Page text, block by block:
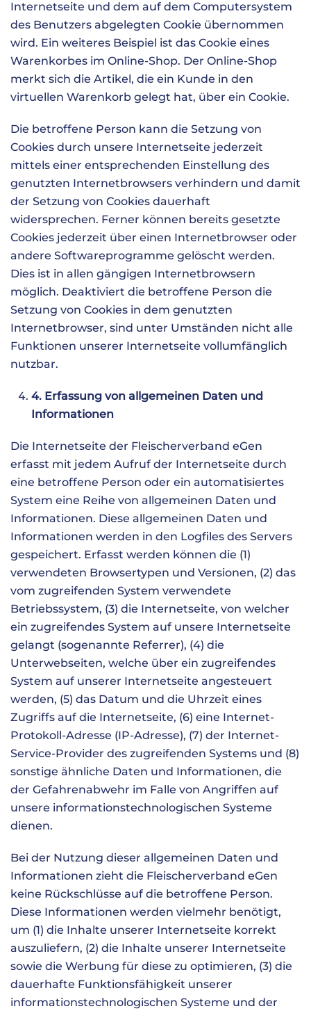
Internetseite und dem auf dem Computersystem
des Benutzers abgelegten Cookie übernommen
wird. Ein weiteres Beispiel ist das Cookie eines
Warenkorbes im Online-Shop. Der Online-Shop
merkt sich die Artikel, die ein Kunde in den
virtuellen Warenkorb gelegt hat, über ein Cookie.
Die betroffene Person kann die Setzung von
Cookies durch unsere Internetseite jederzeit
mittels einer entsprechenden Einstellung des
genutzten Internetbrowsers verhindern und damit
der Setzung von Cookies dauerhaft
widersprechen. Ferner können bereits gesetzte
Cookies jederzeit über einen Internetbrowser oder
andere Softwareprogramme gelöscht werden.
Dies ist in allen gängigen Internetbrowsern
möglich. Deaktiviert die betroffene Person die
Setzung von Cookies in dem genutzten
Internetbrowser, sind unter Umständen nicht alle
Funktionen unserer Internetseite vollumfänglich
nutzbar.
4. Erfassung von allgemeinen Daten und
Informationen
Die Internetseite der Fleischerverband eGen
erfasst mit jedem Aufruf der Internetseite durch
eine betroffene Person oder ein automatisiertes
System eine Reihe von allgemeinen Daten und
Informationen. Diese allgemeinen Daten und
Informationen werden in den Logfiles des Servers
gespeichert. Erfasst werden können die (1)
verwendeten Browsertypen und Versionen, (2) das
vom zugreifenden System verwendete
Betriebssystem, (3) die Internetseite, von welcher
ein zugreifendes System auf unsere Internetseite
gelangt (sogenannte Referrer), (4) die
Unterwebseiten, welche über ein zugreifendes
System auf unserer Internetseite angesteuert
werden, (5) das Datum und die Uhrzeit eines
Zugriffs auf die Internetseite, (6) eine Internet-
Protokoll-Adresse (IP-Adresse), (7) der Internet-
Service-Provider des zugreifenden Systems und (8)
sonstige ähnliche Daten und Informationen, die
der Gefahrenabwehr im Falle von Angriffen auf
unsere informationstechnologischen Systeme
dienen.
Bei der Nutzung dieser allgemeinen Daten und
Informationen zieht die Fleischerverband eGen
keine Rückschlüsse auf die betroffene Person.
Diese Informationen werden vielmehr benötigt,
um (1) die Inhalte unserer Internetseite korrekt
auszuliefern, (2) die Inhalte unserer Internetseite
sowie die Werbung für diese zu optimieren, (3) die
dauerhafte Funktionsfähigkeit unserer
informationstechnologischen Systeme und der